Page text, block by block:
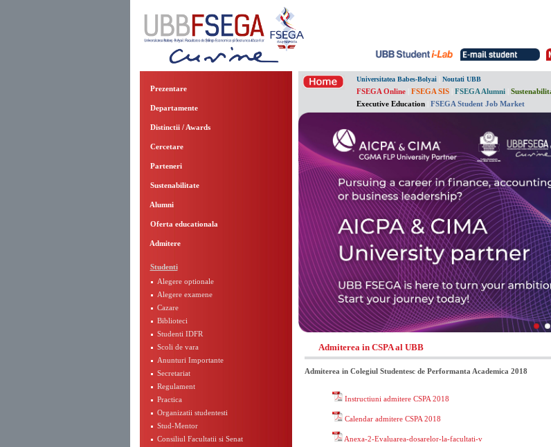
Prezentare
Departamente
Distinctii / Awards
Cercetare
Parteneri
Sustenabilitate
Alumni
Oferta educationala
Admitere
Studenti
Alegere optionale
Alegere examene
Cazare
Biblioteci
Studenti IDFR
Scoli de vara
Anunturi Importante
Secretariat
Regulament
Practica
Organizatii studentesti
Stud-Mentor
Consiliul Facultatii si Senat
Universitatea Babes-Bolyai Noutati UBB
FSEGA Online FSEGA SIS FSEGA Alumni
Executive Education
FSEGA Student Job Market
Admiterea in CSPA al UBB
Admiterea in Colegiul Studentesc de Performanta Academica 2018
Instructiuni admitere CSPA 2018
Calendar admitere CSPA 2018
Anexa-2-Evaluarea-dosarelor-la-facultati-v